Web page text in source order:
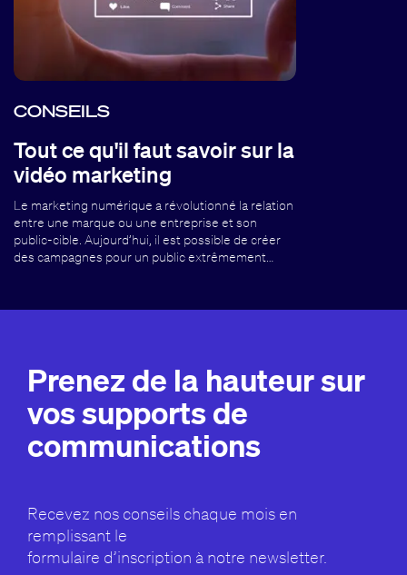
CONSEILS
Tout ce qu'il faut savoir sur la
vidéo marketing
Le marketing numérique a révolutionné la relation
entre une marque ou une entreprise et son
public-cible. Aujourd’hui, il est possible de créer
des campagnes pour un public extrêmement…
Prenez de la hauteur sur
vos supports de
communications
Recevez nos conseils chaque mois en
remplissant le
formulaire d’inscription à notre newsletter.